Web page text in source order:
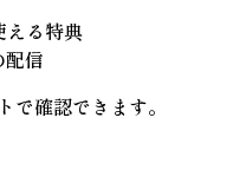
える特典
信
確認できます。